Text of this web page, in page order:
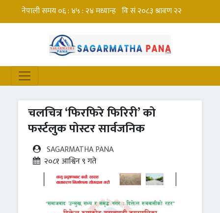
चलचित्र ‘फिरफिरे फिरिरी’ को
फर्स्टलुक पोस्टर सार्वजनिक
SAGARMATHA PANA
२०८१ आश्विन ९ गते